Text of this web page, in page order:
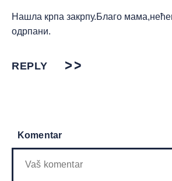
Нашла крпа закрпу.Благо
одрпани.
REPLY
Komentar